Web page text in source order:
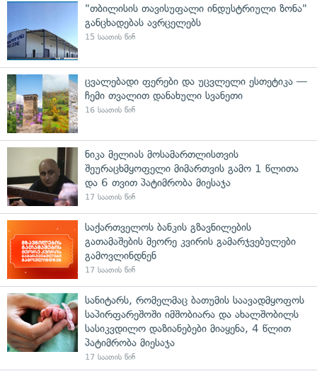
"თბილისის თავისუფალი ინდუსტრიული ზონა"
განცხადებას ავრცელებს
15 საათის წინ
ცვალებადი ფერები და უცვლელი ესთეტიკა —
ჩემი თვალით დანახული სვანეთი
16 საათის წინ
ნიკა მელიას მოსამართლისთვის
შეურაცხმყოფელი მიმართვის გამო 1 წლითა
და 6 თვით პატიმრობა მიესაჯა
17 საათის წინ
საქართველოს ბანკის გზავნილების
გათამაშების მეორე კვირის გამარჯვებულები
გამოვლინდნენ
17 საათის წინ
სანიტარს, რომელმაც ბათუმის საავადმყოფოს
საპირფარეშოში იმშობიარა და ახალშობილს
სასიკვდილო დაზიანებები მიაყენა, 4 წლით
პატიმრობა მიესაჯა
17 საათის წინ